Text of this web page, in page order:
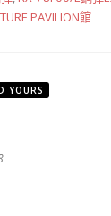
PAVILION館
YOURS